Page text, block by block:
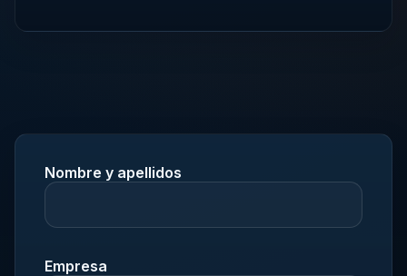
Nombre y apellidos
Empresa